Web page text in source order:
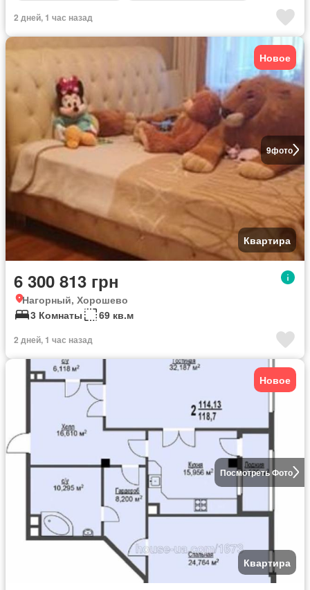
2 дней, 1 час назад
9фото
Новое
Квартира
6 300 813 грн
Нагорный, Хорошево
3 Комнаты
69 кв.м
2 дней, 1 час назад
Посмотреть Фото
Новое
Квартира